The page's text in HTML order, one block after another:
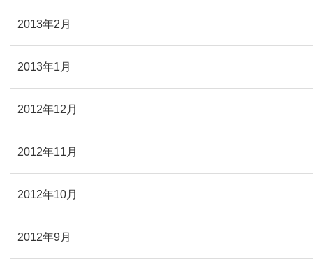
2013年2月
2013年1月
2012年12月
2012年11月
2012年10月
2012年9月